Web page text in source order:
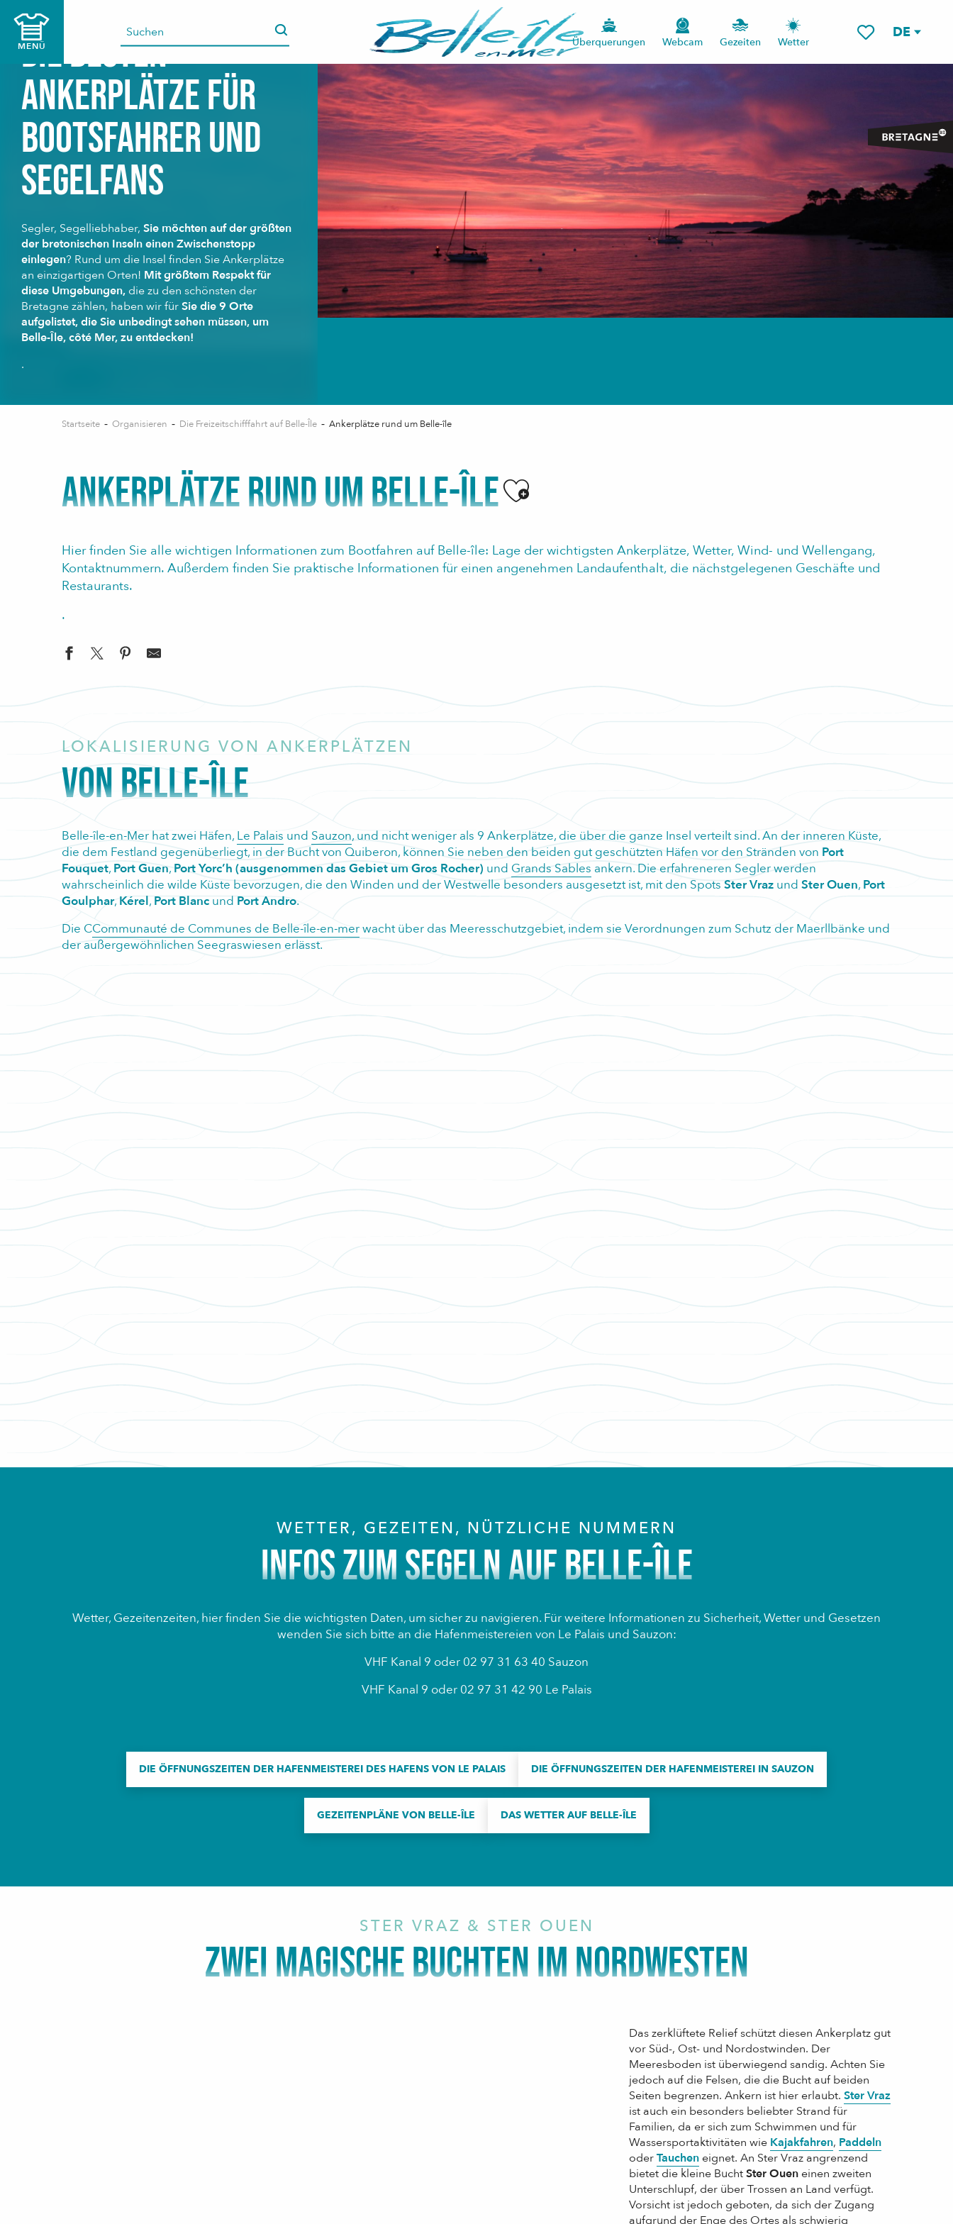
contenu
DE
MENÜ Überquerungen Webcam Gezeiten Wetter
Die besten
Ankerplätze für
Bootsfahrer und
Segelfans
Segler, Segelliebhaber, Sie möchten auf der größten
der bretonischen Inseln einen Zwischenstopp
einlegen? Rund um die Insel finden Sie Ankerplätze
an einzigartigen Orten! Mit größtem Respekt für
diese Umgebungen, die zu den schönsten der
Bretagne zählen, haben wir fürSie die 9 Orte
aufgelistet, die Sie unbedingt sehen müssen, um
Belle-Île, côté Mer, zu entdecken!
.
Startseite Organisieren Die Freizeitschifffahrt auf Belle-Île Ankerplätze rund um Belle-île
ANKERPLÄTZE RUND UM BELLE-ÎLEAjouter aux favoris
Hier finden Sie alle wichtigen Informationen zum Bootfahren auf Belle-île: Lage der wichtigsten Ankerplätze, Wetter, Wind- und Wellengang,
Kontaktnummern. Außerdem finden Sie praktische Informationen für einen angenehmen Landaufenthalt, die nächstgelegenen Geschäfte und
Restaurants.
.
LOKALISIERUNG VON ANKERPLÄTZEN
VON BELLE-ÎLE
Belle-île-en-Mer hat zwei Häfen, Le Palais und Sauzon, und nicht weniger als 9 Ankerplätze, die über die ganze Insel verteilt sind. An der inneren Küste,
die dem Festland gegenüberliegt, in der Bucht von Quiberon, können Sie neben den beiden gut geschützten Häfen vor den Stränden von Port
Fouquet, Port Guen,Port Yorc’h (ausgenommen das Gebiet um Gros Rocher) und Grands Sables ankern. Die erfahreneren Segler werden
wahrscheinlich die wilde Küste bevorzugen, die den Winden und der Westwelle besonders ausgesetzt ist, mit den SpotsSter Vraz und Ster Ouen, Port
Goulphar,Kérel,Port BlancundPort Andro.
Die CCommunauté de Communes de Belle-île-en-merwacht über das Meeresschutzgebiet, indem sie Verordnungen zum Schutz der Maerllbänke und
der außergewöhnlichen Seegraswiesen erlässt.
WETTER, GEZEITEN, NÜTZLICHE NUMMERN
INFOS ZUM SEGELN AUF BELLE-ÎLE
Wetter, Gezeitenzeiten, hier finden Sie die wichtigsten Daten, um sicher zu navigieren. Für weitere Informationen zu Sicherheit, Wetter und Gesetzen
wenden Sie sich bitte an die Hafenmeistereien von Le Palais und Sauzon:
VHF Kanal 9 oder 02 97 31 63 40 Sauzon
VHF Kanal 9 oder 02 97 31 42 90 Le Palais
DIE ÖFFNUNGSZEITEN DER HAFENMEISTEREI DES HAFENS VON LE PALAIS DIE ÖFFNUNGSZEITEN DER HAFENMEISTEREI IN SAUZON
GEZEITENPLÄNE VON BELLE-ÎLE DAS WETTER AUF BELLE-ÎLE
STER VRAZ & STER OUEN
ZWEI MAGISCHE BUCHTEN IM NORDWESTEN
Das zerklüftete Relief schützt diesen Ankerplatz gut
vor Süd-, Ost- und Nordostwinden. Der
Meeresboden ist überwiegend sandig. Achten Sie
jedoch auf die Felsen, die die Bucht auf beiden
Seiten begrenzen. Ankern ist hier erlaubt. Ster Vraz
ist auch ein besonders beliebter Strand für
Familien, da er sich zum Schwimmen und für
Wassersportaktivitäten wie Kajakfahren, Paddeln
oderTauchen eignet. An Ster Vraz angrenzend
bietet die kleine BuchtSter Ouen einen zweiten
Unterschlupf, der über Trossen an Land verfügt.
Vorsicht ist jedoch geboten, da sich der Zugang
aufgrund der Enge des Ortes als schwierig